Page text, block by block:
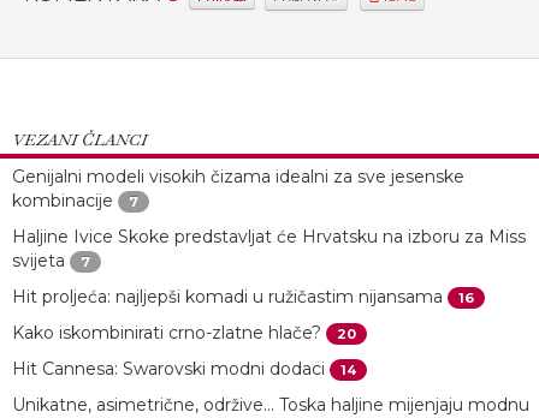
VEZANI ČLANCI
Genijalni modeli visokih čizama idealni za sve jesenske
kombinacije
7
Haljine Ivice Skoke predstavljat će Hrvatsku na izboru za Miss
svijeta
7
Hit proljeća: najljepši komadi u ružičastim nijansama 16
Kako iskombinirati crno-zlatne hlače? 20
Hit Cannesa: Swarovski modni dodaci 14
Unikatne, asimetrične, održive… Toska haljine mijenjaju modnu